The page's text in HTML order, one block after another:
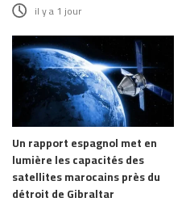
il y a 1 jour
Un rapport espagnol met en
lumière les capacités des
satellites marocains près du
détroit de Gibraltar